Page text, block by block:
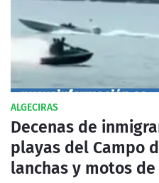
ALGECIRAS
Decenas de
playas del Campo
lanchas y motos de